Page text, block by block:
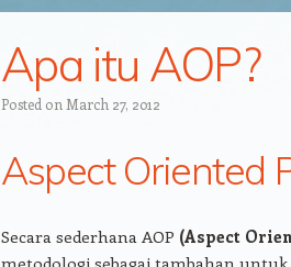
Apa itu AOP?
Posted on March 27, 2012
Aspect Oriented
Secara sederhana AOP (Aspect
metodologi sebagai tambahan